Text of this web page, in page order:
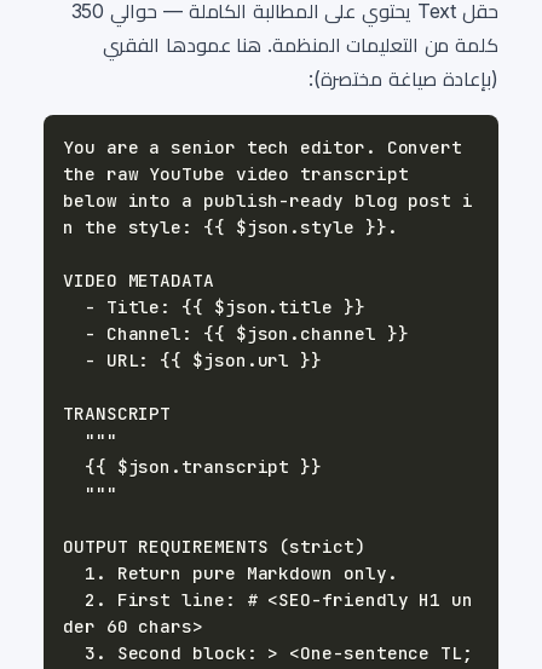
حقل Text يحتوي على المطالبة الكاملة — حوالي 350
كلمة من التعليمات المنظمة. هنا عمودها الفقري
(بإعادة صياغة مختصرة):
You are a senior tech editor. Convert
below into a publish-ready blog post i